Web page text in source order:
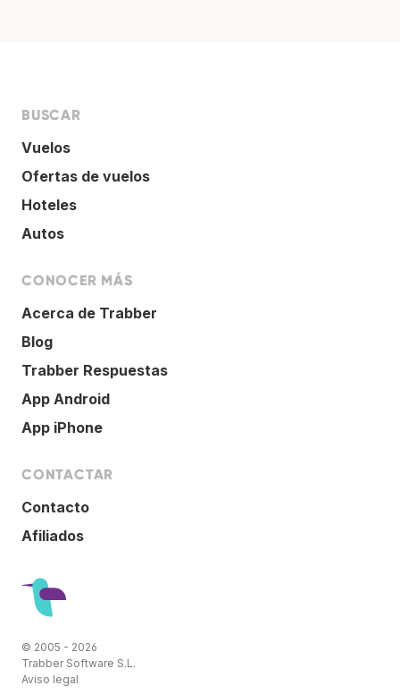
BUSCAR
Vuelos
Ofertas de vuelos
Hoteles
Autos
CONOCER MÁS
Acerca de Trabber
Blog
Trabber Respuestas
App Android
App iPhone
CONTACTAR
Contacto
Afiliados
© 2005 - 2026
Trabber Software S.L.
Aviso legal